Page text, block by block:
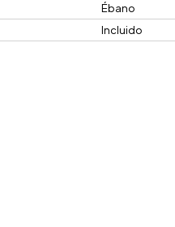
Ébano
Incluido